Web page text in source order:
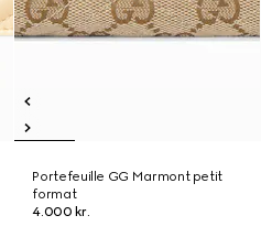
Portefeuille GG Marmont petit
format
4.000 kr.